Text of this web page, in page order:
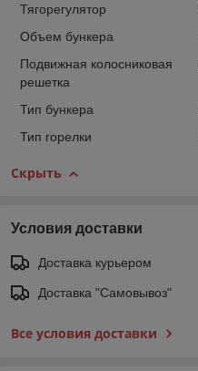
Тягорегулятор
Объем бункера
Подвижная колосниковая
решетка
Тип бункера
Тип горелки
Скрыть
Условия доставки
Доставка курьером
Доставка "Самовывоз"
Все условия доставки